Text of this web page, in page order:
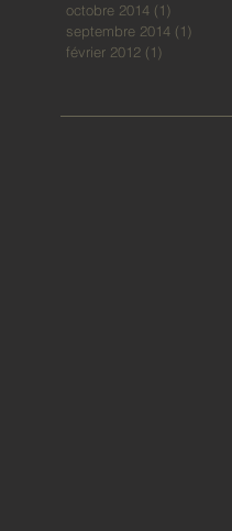
octobre 2014 (1)
septembre 2014 (1)
février 2012 (1)